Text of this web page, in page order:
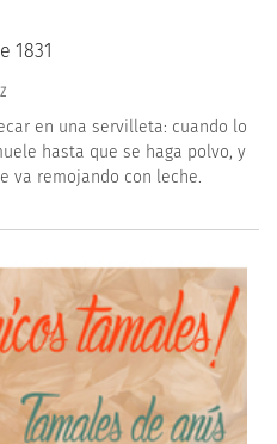
1831
en una servilleta: cuando lo
hasta que se haga polvo, y
va remojando con leche.